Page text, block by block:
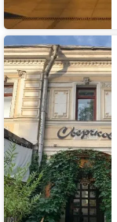
Отель
Сверчков
8